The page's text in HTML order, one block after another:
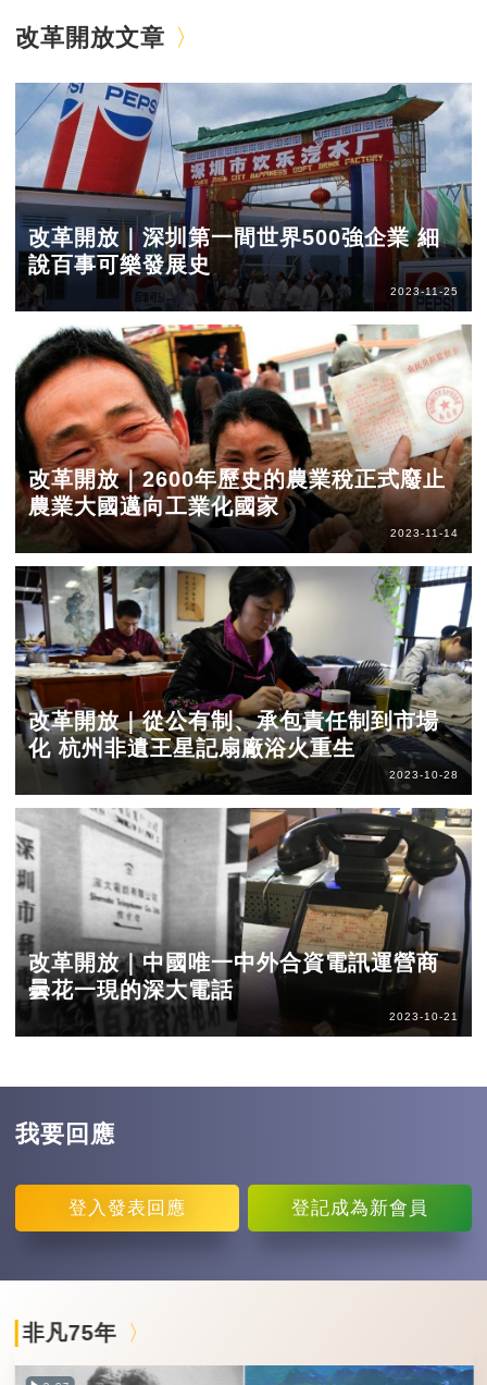
改革開放文章
改革開放｜深圳第一間世界500強企業 細
說百事可樂發展史
2023-11-25
改革開放｜2600年歷史的農業稅正式廢止
農業大國邁向工業化國家
2023-11-14
改革開放｜從公有制、承包責任制到市場
化 杭州非遺王星記扇廠浴火重生
2023-10-28
改革開放｜中國唯一中外合資電訊運營商
曇花一現的深大電話
2023-10-21
我要回應
登入 發表回應 登記成為新會員
非凡75年